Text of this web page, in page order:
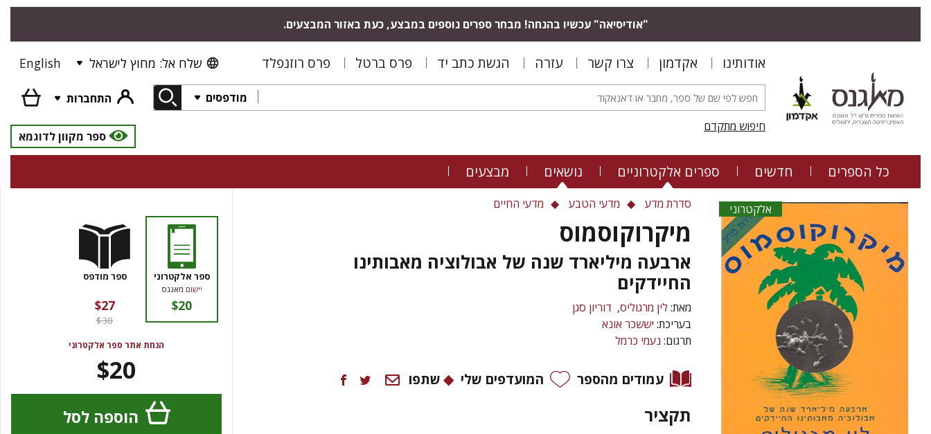
"אודיסיאה" עכשיו בהנחה! מבחר ספרים נוספים במבצע, כעת באזור המבצעים.
אודותינו אקדמון צרו קשר עזרה הגשת כתב יד פרס ברטל פרס רוזנפלד שלח אל: מחוץ לישראל English
מודפסים
התחברות
חיפוש מתקדם
ספר מקוון לדוגמא
כל הספרים חדשים ספרים אלקטרוניים נושאים מבצעים
אלקטרוני סדרת מדע מדעי הטבע מדעי החיים
מיקרוקוסמוס
ארבעה מיליארד שנה של אבולוציה מאבותינו
החיידקים
מאת:לין מרגוליס דוריון סגן
בעריכת: יששכר אונא
תרגום: נעמי כרמל
עמודים מהספר המועדפים שלי שתפו
תקציר
ספר אלקטרוני
יישום מאגנס
$20
ספר מודפס
$27
$30
הנחת אתר ספר אלקטרוני
$20
הוספה לסל